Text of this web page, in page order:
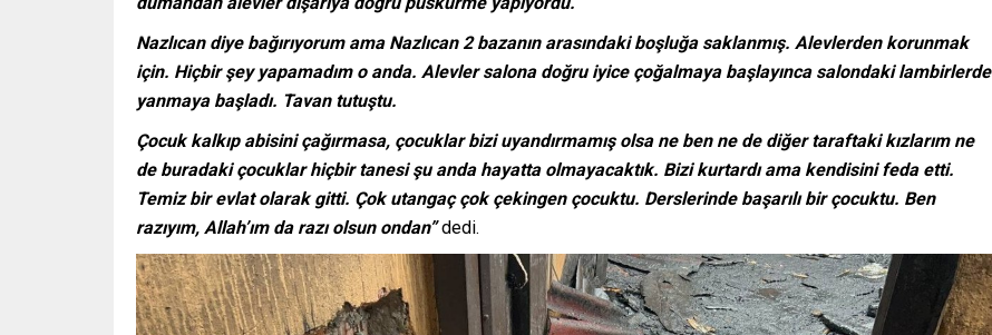
Nazlıcan diye bağırıyorum ama Nazlıcan 2 bazanın arasındaki boşluğa saklanmış. Alevlerden korunmak
için. Hiçbir şey yapamadım o anda. Alevler salona doğru iyice çoğalmaya başlayınca salondaki lambirlerde
yanmaya başladı. Tavan tutuştu.
Çocuk kalkıp abisini çağırmasa, çocuklar bizi uyandırmamış olsa ne ben ne de diğer taraftaki kızlarım ne
de buradaki çocuklar hiçbir tanesi şu anda hayatta olmayacaktık. Bizi kurtardı ama kendisini feda etti.
Temiz bir evlat olarak gitti. Çok utangaç çok çekingen çocuktu. Derslerinde başarılı bir çocuktu. Ben
razıyım, Allah’ım da razı olsun ondan”dedi.